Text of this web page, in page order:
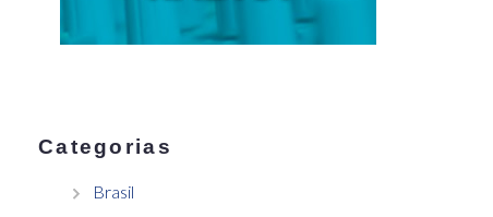
Categorias
Brasil